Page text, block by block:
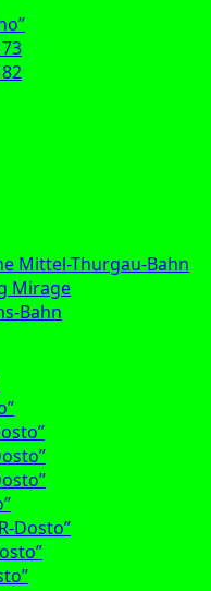
Mittel-Thurgau-Bahn
Mirage
Bahn
Dosto”